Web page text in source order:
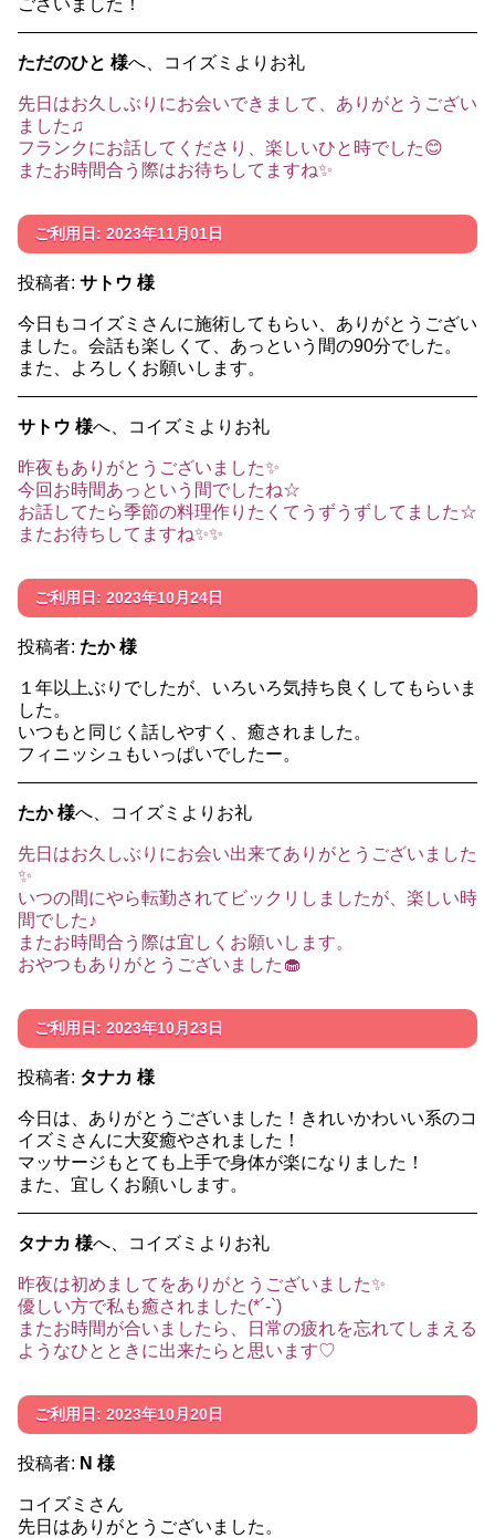
ございました！
ただのひと 様へ、コイズミよりお礼
先日はお久しぶりにお会いできまして、ありがとうござい
ました♫
フランクにお話してくださり、楽しいひと時でした😊
またお時間合う際はお待ちしてますね✨
ご利用日: 2023年11月01日
投稿者: サトウ 様
今日もコイズミさんに施術してもらい、ありがとうござい
ました。会話も楽しくて、あっという間の90分でした。
また、よろしくお願いします。
サトウ 様へ、コイズミよりお礼
昨夜もありがとうございました✨
今回お時間あっという間でしたね☆
お話してたら季節の料理作りたくてうずうずしてました☆
またお待ちしてますね✨✨
ご利用日: 2023年10月24日
投稿者: たか 様
１年以上ぶりでしたが、いろいろ気持ち良くしてもらいま
した。
いつもと同じく話しやすく、癒されました。
フィニッシュもいっぱいでしたー。
たか 様へ、コイズミよりお礼
先日はお久しぶりにお会い出来てありがとうございました
✨
いつの間にやら転勤されてビックリしましたが、楽しい時
間でした♪
またお時間合う際は宜しくお願いします。
おやつもありがとうございました🧁
ご利用日: 2023年10月23日
投稿者: タナカ 様
今日は、ありがとうございました！きれいかわいい系のコ
イズミさんに大変癒やされました！
マッサージもとても上手で身体が楽になりました！
また、宜しくお願いします。
タナカ 様へ、コイズミよりお礼
昨夜は初めましてをありがとうございました✨
優しい方で私も癒されました(*´-`)
またお時間が合いましたら、日常の疲れを忘れてしまえる
ようなひとときに出来たらと思います♡
ご利用日: 2023年10月20日
投稿者: N 様
コイズミさん
先日はありがとうございました。